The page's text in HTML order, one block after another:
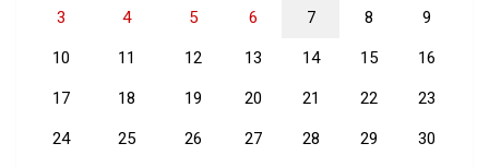
3 4 5 6 7 8 9
10 11 12 13 14 15 16
17 18 19 20 21 22 23
24 25 26 27 28 29 30